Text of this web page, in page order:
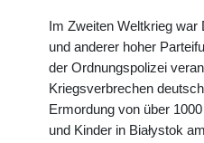
Im Zweiten Weltkrieg
und anderer hoher
der Ordnungspolizei
Kriegsverbrechen
Ermordung von über
und Kinder in Białystok